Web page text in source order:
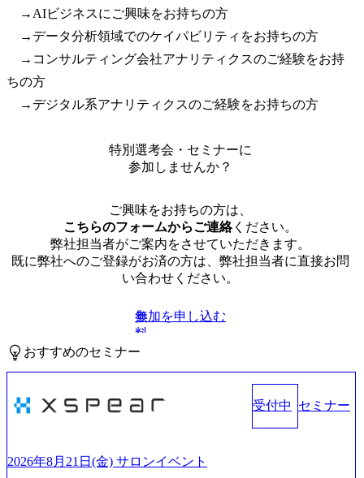
→AIビジネスにご興味をお持ちの方
→データ分析領域でのケイパビリティをお持ちの方
→コンサルティング会社アナリティクスのご経験をお持
ちの方
→デジタル系アナリティクスのご経験をお持ちの方
特別選考会・セミナーに
参加しませんか？
ご興味をお持ちの方は、
こちらのフォームからご連絡ください。
弊社担当者がご案内をさせていただきます。
既に弊社へのご登録がお済の方は、弊社担当者に直接お問
い合わせください。
無
料
参加を申し込む
おすすめのセミナー
受付中 セミナー
2026年8月21日(金) サロンイベント